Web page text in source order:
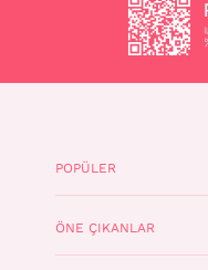
POPÜLER
ÖNE ÇIKANLAR